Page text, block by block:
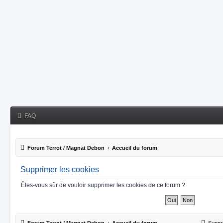
FAQ
Forum Terrot / Magnat Debon Accueil du forum
Supprimer les cookies
Êtes-vous sûr de vouloir supprimer les cookies de ce forum ?